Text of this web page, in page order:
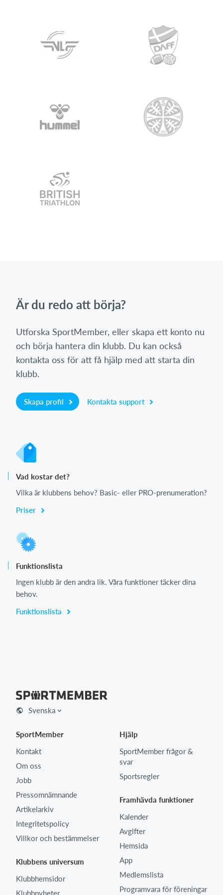
Är du redo att börja?
Utforska SportMember, eller skapa ett konto nu
och börja hantera din klubb. Du kan också
kontakta oss för att få hjälp med att starta din
klubb.
Skapa profil Kontakta support
Vad kostar det?
Vilka är klubbens behov? Basic- eller PRO-prenumeration?
Priser
Funktionslista
Ingen klubb är den andra lik. Våra funktioner täcker dina
behov.
Funktionslista
Svenska
SportMember
Kontakt
Om oss
Jobb
Pressomnämnande
Artikelarkiv
Integritetspolicy
Villkor och bestämmelser
Klubbens universum
Klubbhemsidor
Klubbnyheter
Hjälp
SportMember frågor &
svar
Sportsregler
Framhävda funktioner
Kalender
Avgifter
Hemsida
App
Medlemslista
Programvara för föreningar